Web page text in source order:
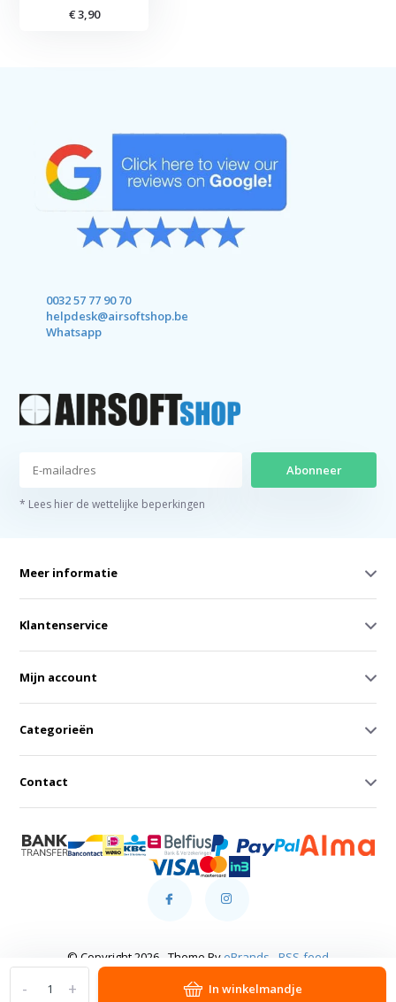
+
- In winkelmandje
€ 3,90
0032 57 77 90 70
helpdesk@airsoftshop.be
Whatsapp
Abonneer
* Lees hier de wettelijke beperkingen
Meer informatie
Klantenservice
Mijn account
Categorieën
Contact
© Copyright 2026 - Theme By eBrands RSS-feed